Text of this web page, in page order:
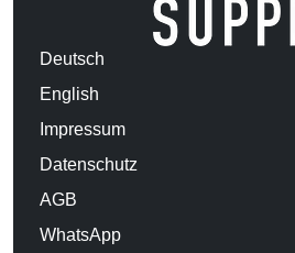
Deutsch
English
Impressum
Datenschutz
AGB
WhatsApp